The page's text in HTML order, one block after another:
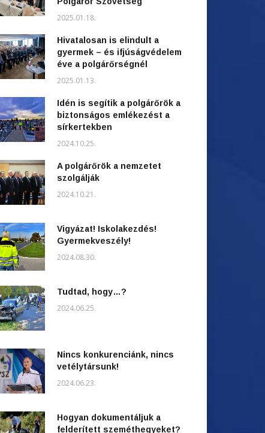
2025.01.18.
Hivatalosan is elindult a
gyermek – és ifjúságvédelem
éve a polgárőrségnél
2025.01.13.
Idén is segítik a polgárőrök a
biztonságos emlékezést a
sírkertekben
2024.10.25.
A polgárőrök a nemzetet
szolgálják
2024.10.21.
Vigyázat! Iskolakezdés!
Gyermekveszély!
2024.08.30.
Tudtad, hogy…?
2024.06.25.
Nincs konkurenciánk, nincs
vetélytársunk!
2024.06.23.
Hogyan dokumentáljuk a
felderített szeméthegyeket?